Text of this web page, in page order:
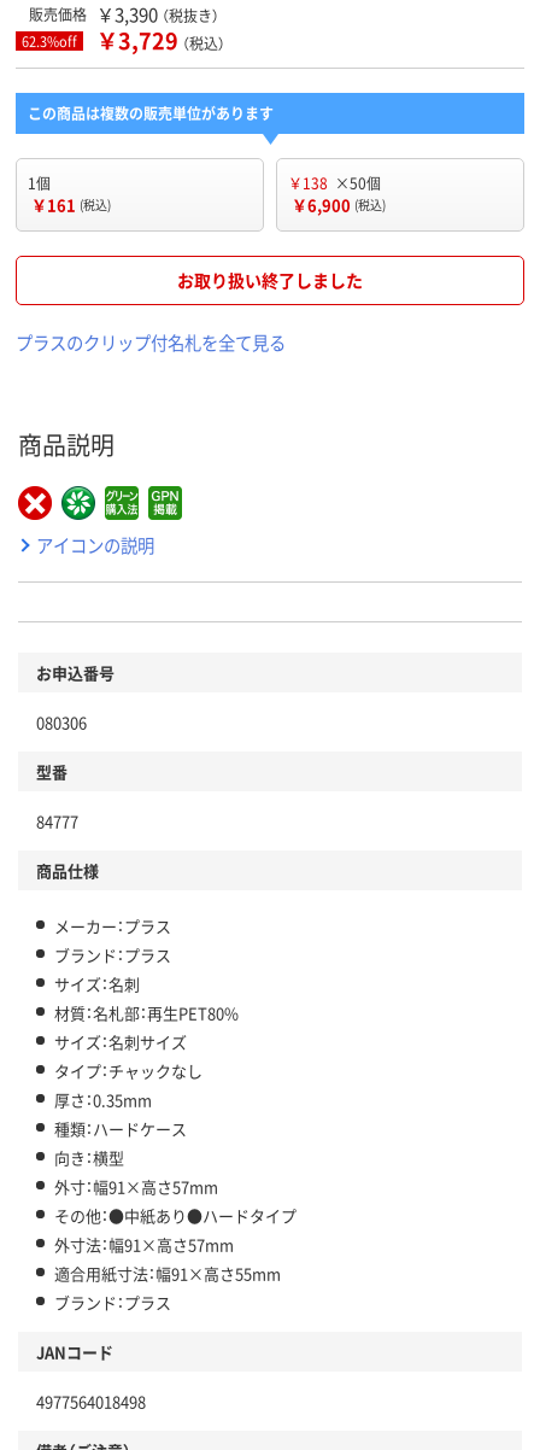
販売価格 ￥3,390 （税抜き）
62.3%off ￥3,729 （税込）
この商品は複数の販売単位があります
1個
￥161 (税込)
￥138 ×50個
￥6,900 (税込)
お取り扱い終了しました
プラスのクリップ付名札を全て見る
商品説明
アイコンの説明
お申込番号
080306
型番
84777
商品仕様
メーカー：プラス
ブランド：プラス
サイズ：名刺
材質：名札部：再生PET80%
サイズ：名刺サイズ
タイプ：チャックなし
厚さ：0.35mm
種類：ハードケース
向き：横型
外寸：幅91×高さ57mm
その他：●中紙あり●ハードタイプ
外寸法：幅91×高さ57mm
適合用紙寸法：幅91×高さ55mm
ブランド：プラス
JANコード
4977564018498